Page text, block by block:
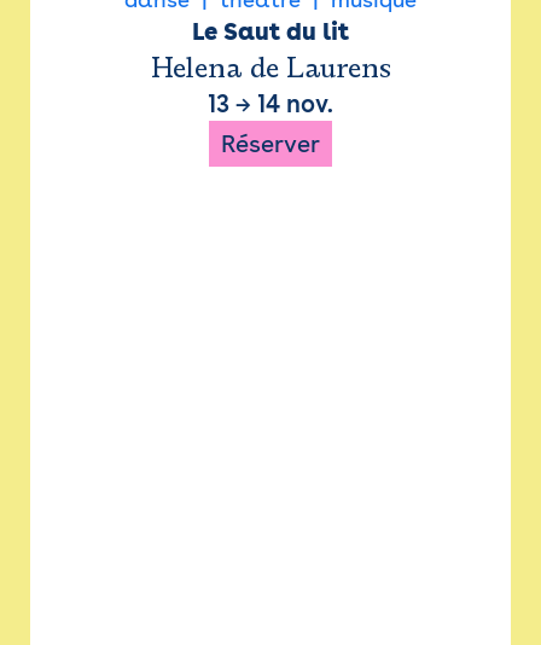
Le Saut du lit
Helena de Laurens
13 → 14 nov.
Réserver